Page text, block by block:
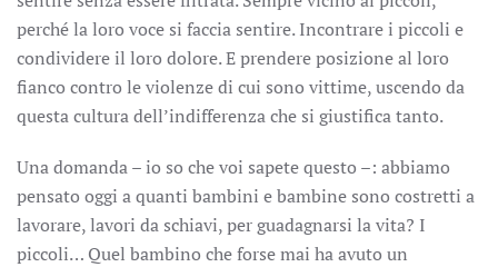
perché la loro voce si faccia sentire. Incontrare i piccoli e
condividere il loro dolore. E prendere posizione al loro
fianco contro le violenze di cui sono vittime, uscendo da
questa cultura dell’indifferenza che si giustifica tanto.
Una domanda – io so che voi sapete questo –: abbiamo
pensato oggi a quanti bambini e bambine sono costretti a
lavorare, lavori da schiavi, per guadagnarsi la vita? I
piccoli… Quel bambino che forse mai ha avuto un